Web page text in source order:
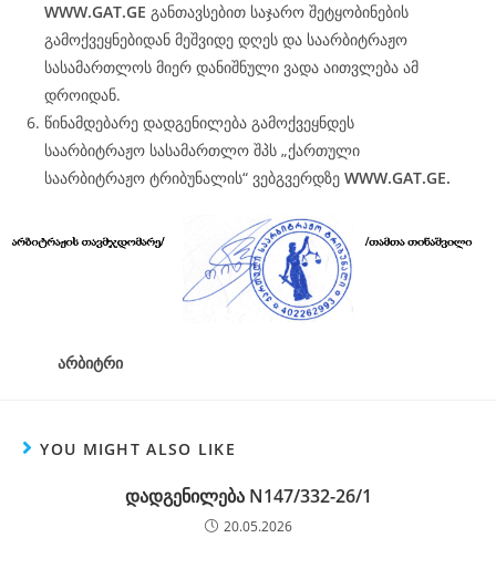
WWW.GAT.GE განთავსებით საჯარო შეტყობინების
გამოქვეყნებიდან მეშვიდე დღეს და საარბიტრაჟო
სასამართლოს მიერ დანიშნული ვადა აითვლება ამ
დროიდან.
წინამდებარე დადგენილება გამოქვეყნდეს
საარბიტრაჟო სასამართლო შპს „ქართული
საარბიტრაჟო ტრიბუნალის“ ვებგვერდზე WWW.GAT.GE.
არბიტრი
YOU MIGHT ALSO LIKE
დადგენილება N147/332-26/1
20.05.2026